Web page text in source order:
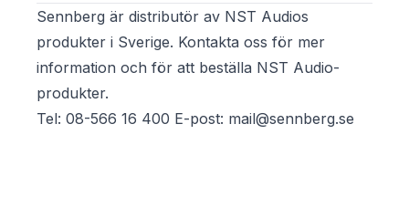
Sennberg är distributör av NST Audios
produkter i Sverige. Kontakta oss för mer
information och för att beställa NST Audio-
produkter.
Tel: 08-566 16 400 E-post: mail@sennberg.se